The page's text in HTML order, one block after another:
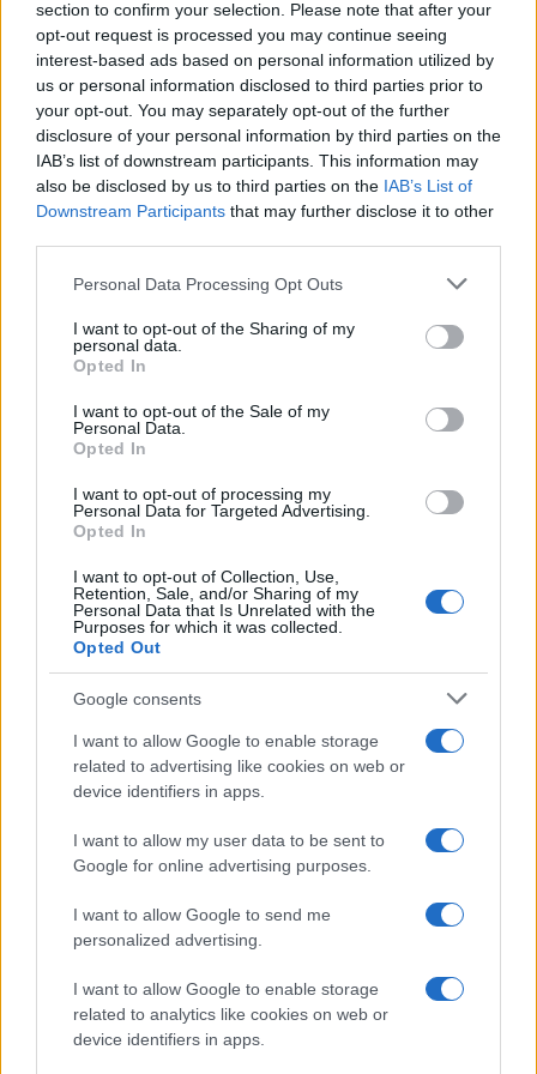
section to confirm your selection. Please note that after your
opt-out request is processed you may continue seeing
interest-based ads based on personal information utilized by
us or personal information disclosed to third parties prior to
your opt-out. You may separately opt-out of the further
disclosure of your personal information by third parties on the
IAB’s list of downstream participants. This information may
also be disclosed by us to third parties on the IAB’s List of
Downstream Participants that may further disclose it to other
Please note that this website/app uses one or more Google
not limited to your visit or usage behaviour. You may click to
grant or deny consent to Google and its third-party tags to
use your data for below specified purposes in below Google
consent section.
Personal Data Processing Opt Outs
I want to opt-out of the Sharing of my
personal data.
Opted In
I want to opt-out of the Sale of my
Personal Data.
Opted In
I want to opt-out of processing my
Personal Data for Targeted Advertising.
Opted In
I want to opt-out of Collection, Use,
Retention, Sale, and/or Sharing of my
Personal Data that Is Unrelated with the
Purposes for which it was collected.
Opted Out
Google consents
I want to allow Google to enable storage
related to advertising like cookies on web or
device identifiers in apps.
I want to allow my user data to be sent to
Google for online advertising purposes.
I want to allow Google to send me
personalized advertising.
I want to allow Google to enable storage
related to analytics like cookies on web or
device identifiers in apps.
la tête de l’ANC. « Je suis en accord avec les valeurs
chrétiennes et familiales du MK », explique Kelebogile
pour justifier son choix.
Sans dévoiler son vote, Shane, 58 ans, dit qu’il en a assez
de la corruption, des coupures d’électricité et de l’attitude
hautaine. « Ils font la même chose depuis 30 ans, c’est fini,
ils doivent commencer à prendre les gens au sérieux », fait
remarquer le quinquagénaire à propos de l’ANC.
Une démocratie robuste
Dans le township de Soweto, généralement pro-ANC, il est
inhabituel d’entendre autant de gens dire qu’ils ne votent
pas pour le parti de libération de l’Afrique du Sud.
Cependant, il est difficile de tirer une conclusion définitive
sur le résultat de l’élection, sauf que le fractionnement des
votes parmi de nombreux partis rend cette élection la plus
disputée de la jeune démocratie sud-africaine.